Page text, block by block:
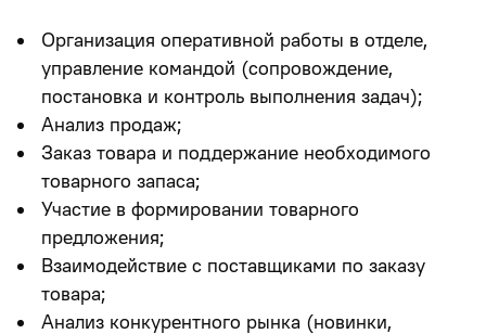
Организация оперативной работы в отделе,
управление командой (сопровождение,
постановка и контроль выполнения задач);
Анализ продаж;
Заказ товара и поддержание необходимого
товарного запаса;
Участие в формировании товарного
предложения;
Взаимодействие с поставщиками по заказу
товара;
Анализ конкурентного рынка (новинки,